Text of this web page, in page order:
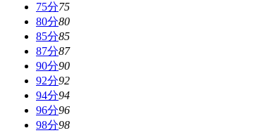
75分75
80分80
85分85
87分87
90分90
92分92
94分94
96分96
98分98